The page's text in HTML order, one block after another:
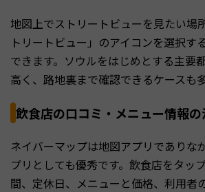
地図上でストリートビューを見たい場
トリートビュー」のアイコンを選択す
できます。ソウルをはじめとする主要
高く、路地裏まで確認できるケースも多
飲食店の口コミ・メニュー情報の
ネイバーマップは地図アプリでありな
プリとしても優秀です。飲食店をタッ
間、定休日、メニューと価格、利用者